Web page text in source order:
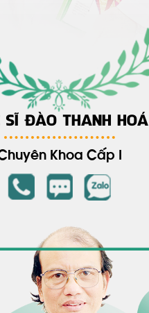
SĨ ĐÀO THANH HOÁ
Khoa Cấp I